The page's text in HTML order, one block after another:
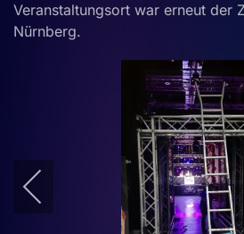
Veranstaltungsort war erneut der
Nürnberg.